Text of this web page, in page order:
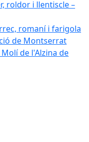
roldor i llentiscle –
romaní i farigola
de Montserrat
de l'Alzina de